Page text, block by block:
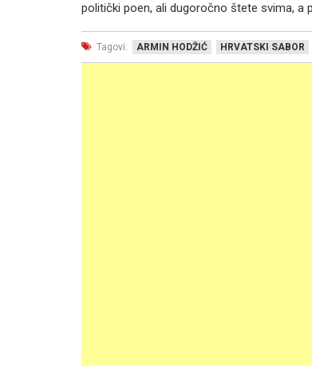
politički poen, ali dugoročno štete svima, a
Tagovi: ARMIN HODŽIĆ HRVATSKI SABOR